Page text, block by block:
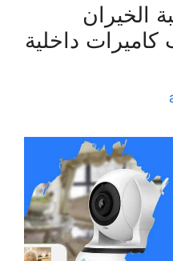
الخيران
تركيب كاميرات داخلية